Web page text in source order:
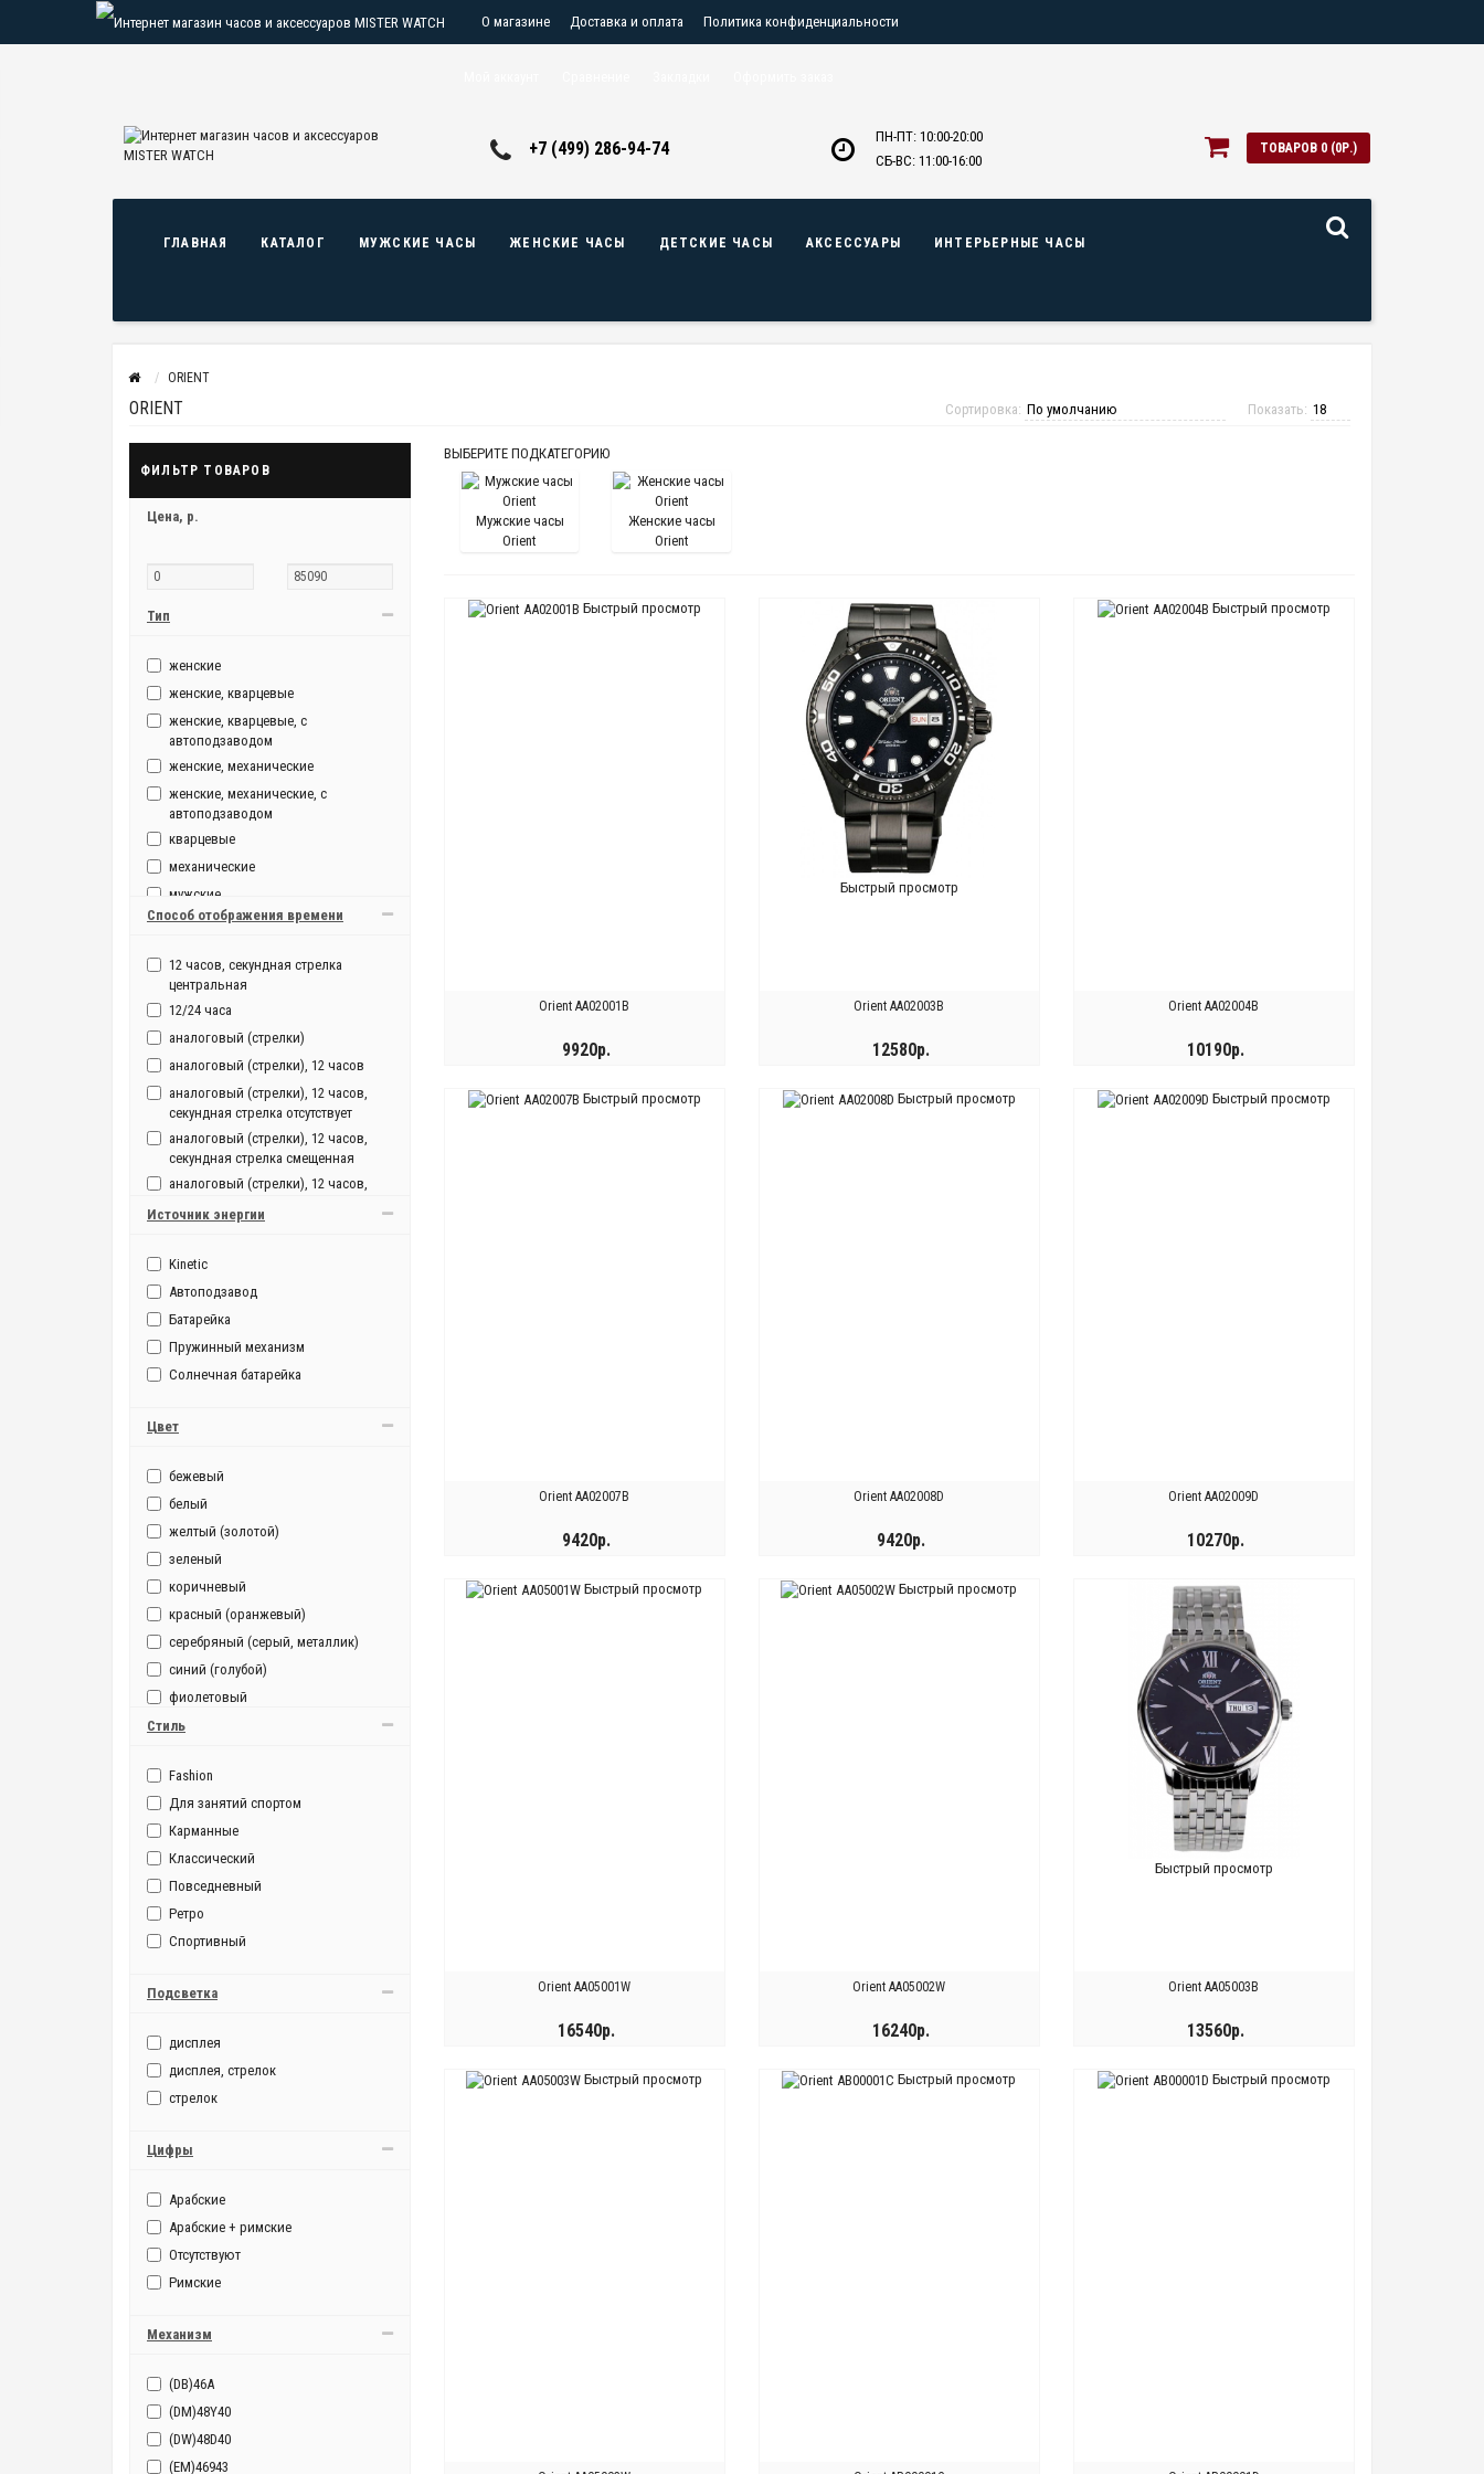
О магазине Доставка и оплата Политика конфиденциальности
+7 (499) 286-94-74
ПН-ПТ: 10:00-20:00
СБ-ВС: 11:00-16:00
ТОВАРОВ 0 (0Р.)
ГЛАВНАЯ КАТАЛОГ МУЖСКИЕ ЧАСЫ ЖЕНСКИЕ ЧАСЫ ДЕТСКИЕ ЧАСЫ АКСЕССУАРЫ ИНТЕРЬЕРНЫЕ ЧАСЫ
ORIENT
ORIENT Показать:
Сортировка:
ФИЛЬТР ТОВАРОВ
Цена, р.
Тип
женские
женские, кварцевые
женские, кварцевые, с
автоподзаводом
женские, механические
женские, механические, с
автоподзаводом
кварцевые
механические
мужские
мужские, кварцевые
автоподзаводом
мужские, механические
автоподзаводом
Способ отображения времени
12 часов, секундная стрелка
центральная
12/24 часа
аналоговый (стрелки)
аналоговый (стрелки), 12 часов
аналоговый (стрелки), 12 часов,
секундная стрелка отсутствует
аналоговый (стрелки), 12 часов,
секундная стрелка смещенная
аналоговый (стрелки), 12 часов,
аналоговый (стрелки), 12/24 часа,
аналоговый (стрелки), 12/24 часа,
секундная стрелка центральная
аналоговый (стрелки), секундная
стрелка центральная
Источник энергии
Kinetic
Автоподзавод
Батарейка
Пружинный механизм
Солнечная батарейка
Цвет
бежевый
белый
желтый (золотой)
зеленый
коричневый
красный (оранжевый)
серебряный (серый, металлик)
синий (голубой)
фиолетовый
черный
Стиль
Fashion
Для занятий спортом
Карманные
Классический
Повседневный
Ретро
Спортивный
Подсветка
дисплея
дисплея, стрелок
стрелок
Цифры
Арабские
Арабские + римские
Отсутствуют
Римские
Механизм
(DB)46A
(DM)48Y40
(DW)48D40
(EM)46943
ВЫБЕРИТЕ ПОДКАТЕГОРИЮ
Мужские часы
Orient
Женские часы
Orient
Быстрый просмотр
Orient AA02001B
9920р.
КУПИТЬ
Быстрый просмотр
Orient AA02003B
12580р.
КУПИТЬ
Быстрый просмотр
Orient AA02004B
10190р.
КУПИТЬ
Быстрый просмотр
Orient AA02007B
9420р.
КУПИТЬ
Быстрый просмотр
Orient AA02008D
9420р.
КУПИТЬ
Быстрый просмотр
Orient AA02009D
10270р.
Быстрый просмотр
Orient AA05001W
16540р.
КУПИТЬ
Быстрый просмотр
Orient AA05002W
16240р.
КУПИТЬ
Быстрый просмотр
Orient AA05003B
13560р.
КУПИТЬ
Быстрый просмотр Быстрый просмотр Быстрый просмотр